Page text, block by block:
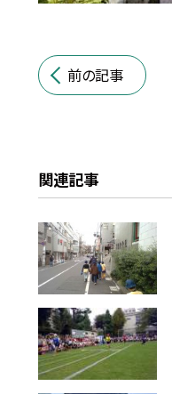
前の記事
関連記事